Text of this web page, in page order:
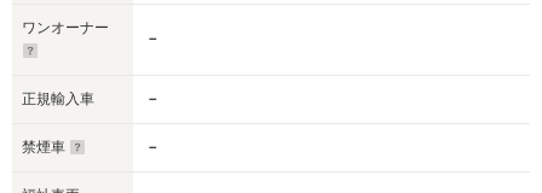
ワンオーナー
－
正規輸入車 －
禁煙車 －